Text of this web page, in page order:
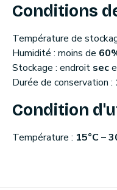
Conditions
Température de
Humidité : moins de
Stockage : endroit sec
Durée de conservation :
Condition
Température : 15°C –